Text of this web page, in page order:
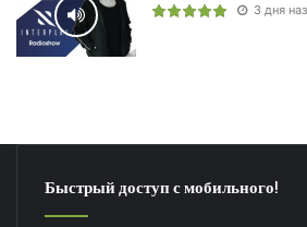
3 дня
Быстрый доступ с мобильного!